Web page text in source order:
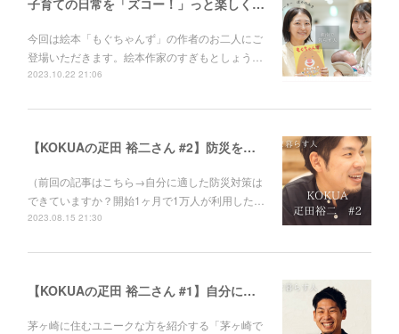
今回は絵本「もぐちゃんず」の作者のお二人にご
登場いただきます。絵本作家のすぎもとしょう…
2023.10.22 21:06
【KOKUAの疋田 裕二さん #2】防災を「めんどくさいこと」から「価値のあること」へ。
（前回の記事はこちら→自分に適した防災対策は
できていますか？開始1ヶ月で1万人が利用した…
2023.08.15 21:30
【KOKUAの疋田 裕二さん #1】自分に適した防災対策はできていますか？開始1ヶ月で1万人が利用した防災サービス。
茅ヶ崎に住むユニークな方を紹介する「茅ヶ崎で